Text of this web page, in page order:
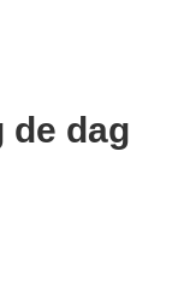
de dag